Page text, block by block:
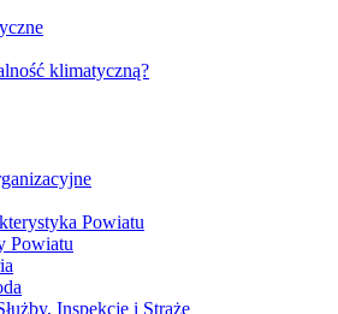
Powiatu
Inspekcje i Straże
– cyfrowy zasób geodezyjny
lubelskiego
„e-Geodezja II – uzupełnienie cyfrowego